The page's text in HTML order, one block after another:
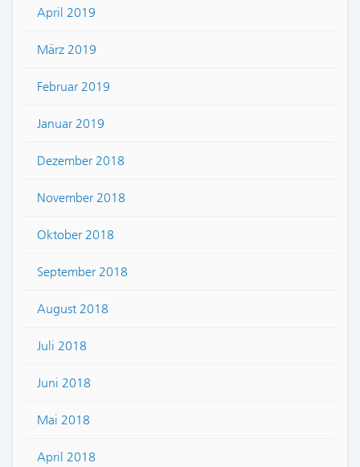
April 2019
März 2019
Februar 2019
Januar 2019
Dezember 2018
November 2018
Oktober 2018
September 2018
August 2018
Juli 2018
Juni 2018
Mai 2018
April 2018